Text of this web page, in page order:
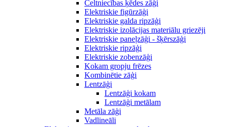
Celtniecības ķēdes zāģi
Elektriskie figūrzāģi
Elektriskie galda ripzāģi
Elektriskie izolācijas materiālu griezēji
Elektriskie paneļzāģi - šķērszāģi
Elektriskie ripzāģi
Elektriskie zobenzāģi
Kokam gropju frēzes
Kombinētie zāģi
Lentzāģi
Lentzāģi kokam
Lentzāģi metālam
Metāla zāģi
Vadlineāli